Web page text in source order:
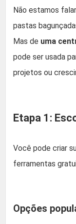
Não estamos
pastas
Mas de uma
pode ser usada
projetos ou
Etapa 1:
Você pode criar
ferramentas
Opções